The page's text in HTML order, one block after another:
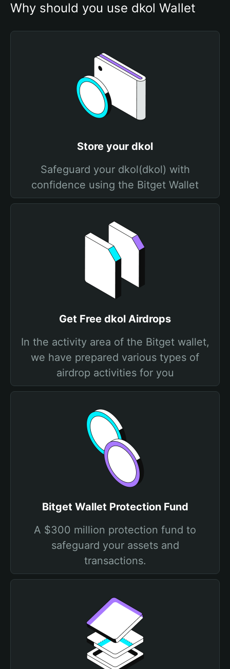
Why should you use dkol Wallet
Store your dkol
Safeguard your dkol(dkol) with
confidence using the Bitget Wallet
Get Free dkol Airdrops
In the activity area of the Bitget wallet,
we have prepared various types of
airdrop activities for you
Bitget Wallet Protection Fund
A $300 million protection fund to
safeguard your assets and
transactions.